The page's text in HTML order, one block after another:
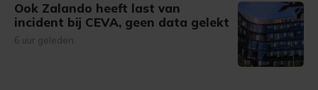
Ook Zalando heeft last van
incident bij CEVA, geen data gelekt
6 uur geleden